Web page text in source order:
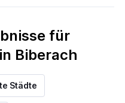
für
Biberach
Städte